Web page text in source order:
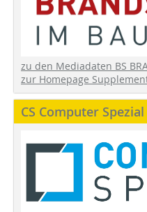
zu den Mediadaten BS
zur Homepage
CS Computer Spezial